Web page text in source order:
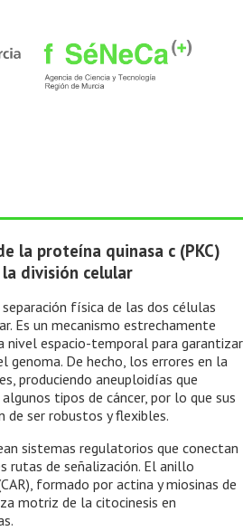
la proteína quinasa c (PKC)
división celular
física de las dos células
Es un mecanismo estrechamente
nivel espacio-temporal para garantizar
genoma. De hecho, los errores en la
produciendo aneuploidías que
tipos de cáncer, por lo que sus
de ser robustos y flexibles.
sistemas regulatorios que conectan
rutas de señalización. El anillo
formado por actina y miosinas de
motriz de la citocinesis en